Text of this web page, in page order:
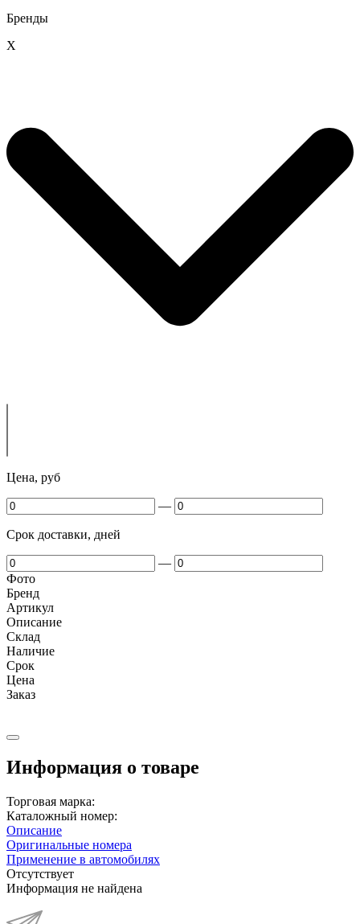
Бренды
X
Цена, руб
—
Срок доставки, дней
—
Фото
Бренд
Артикул
Описание
Cклад
Наличие
Срок
Цена
Заказ
Информация о товаре
Торговая марка:
Каталожный номер:
Описание
Оригинальные номера
Применение в автомобилях
Отсутствует
Информация не найдена